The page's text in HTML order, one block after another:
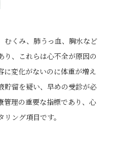
むくみ、肺うっ血、胸水など
り、これらは心不全が原因の
に変化がないのに体重が増え
貯留を疑い、早めの受診が必
管理の重要な指標であり、心
ング項目です。